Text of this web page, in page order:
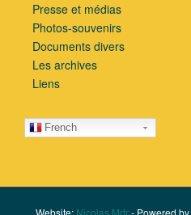
Presse et médias
Photos-souvenirs
Documents divers
Les archives
Liens
French